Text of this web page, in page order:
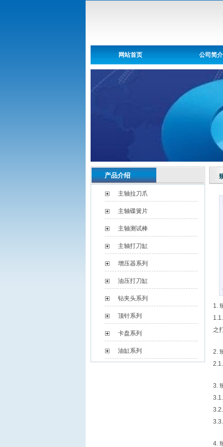
网站首页 公司简介
1.
之
2.
3.
4.
产品介绍
主轴拉刀爪
主轴碟簧片
主轴测试棒
主轴打刀缸
增压器系列
油压打刀缸
钻夹头系列
顶针系列
卡盘系列
油缸系列